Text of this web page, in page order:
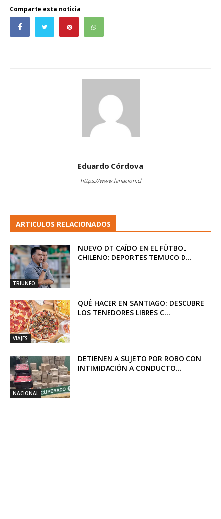
Comparte esta noticia
Eduardo Córdova
https://www.lanacion.cl
ARTICULOS RELACIONADOS
TRIUNFO
NUEVO DT CAÍDO EN EL FÚTBOL
CHILENO: DEPORTES TEMUCO D...
VIAJES
QUÉ HACER EN SANTIAGO: DESCUBRE
LOS TENEDORES LIBRES C...
NACIONAL
DETIENEN A SUJETO POR ROBO CON
INTIMIDACIÓN A CONDUCTO...